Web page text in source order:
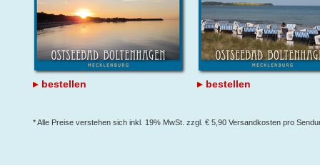
bestellen bestellen
* Alle Preise verstehen sich inkl. 19% MwSt. zzgl. € 5,90 Versandkosten pro